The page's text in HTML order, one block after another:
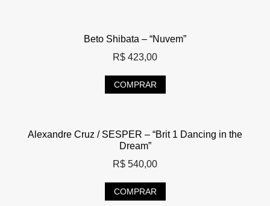
Beto Shibata – “Nuvem”
R$ 423,00
COMPRAR
Alexandre Cruz / SESPER – “Brit 1 Dancing in the
Dream”
R$ 540,00
COMPRAR